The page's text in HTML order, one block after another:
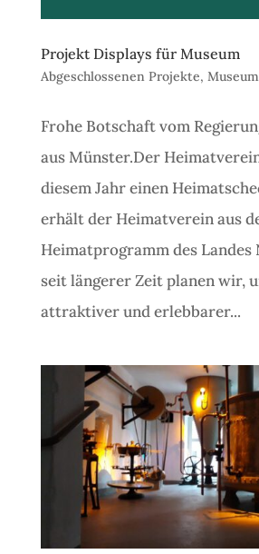
Projekt Displays für Museum
Abgeschlossenen Projekte, Museum
Frohe Botschaft vom
aus Münster.Der
diesem Jahr einen
erhält der Heimatverein aus
Heimatprogramm des Landes
seit längerer Zeit planen wir,
attraktiver und erlebbarer...